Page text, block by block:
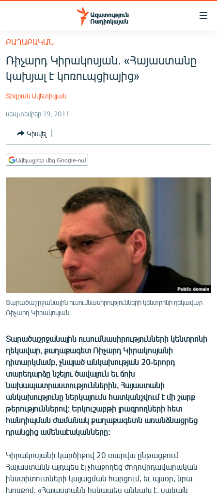
Մատչելիության
հիմնական
բովանդակությանը
Անցնել
հիմնական
մենյուին
ՀԱՅԱՍՏԱՆ
ՔԱՂԱՔԱԿԱՆ
ԸՆՏՐՈՒԹՅՈՒՆՆԵՐ 2026
ԻՐԱՎՈՒՆՔ
ՀԱՍԱՐԱԿՈՒԹՅՈՒՆ
ՏՆՏԵՍՈՒԹՅՈՒՆ
ՊԱՏԵՐԱԶՄԻ 6 ՇԱԲԱԹՆԵՐԸ
ՏԱՐԱԾԱՇՐՋԱՆ
ՄԵԿՆԱԲԱՆՈՒԹՅՈՒՆ
ՏՏ ԵՒ ԻՆՏԵՐՆԵՏ
ԿՈՐՈՆԱՎԻՐՈՒՍ
ՏԵՍԱՆՅՈՒԹԵՐ
ԲԱՆԱՎԵՃ
ՁԳՏԵԼՈՎ ԼԱՎԱԳՈՒՅՆԻՆ
ՓՈԴՔԱՍԹ
Հայերեն
Русский
ՀԵՏԵՎԵՔ ՄԵԶ
ՔԱՂԱՔԱԿԱՆ
Ռիչարդ Կիրակոսյան. «Հայաստանը
կախյալ է կոռուպցիայից»
Տիգրան Ավետիսյան
սեպտեմբեր 19, 2011
Կիսվել
Ավելացրեք մեզ Google-ում
Տարածաշրջանային ուսումնասիրությունների կենտրոնի ղեկավար
Ռիչարդ Կիրակոսյան
Տարածաշրջանային ուսումնասիրությունների կենտրոնի
ղեկավար, քաղաքագետ Ռիչարդ Կիրակոսյանի
դիտարկմամբ, չնայած անկախության 20-երորդ
տարեդարձը նշելու ծավալուն եւ ճոխ
նախապատրաստություններին, Հայաստանի
անկախությունը ներկայումս հատկանշվում է մի շարք
թերություններով: Երկուշաբթի լրագրողների հետ
հանդիպման ժամանակ քաղաքագետն առանձնացրեց
դրանցից ամենաէականները:
Կիրակոսյանի կարծիքով 20 տարվա ընթացքում
Հայաստանն այդպես էլ չհաջողեց ժողովրդավարական
ինստիտուտների կայացման հարցում, եւ այսօր, նրա
խոսքով, «Հայաստանն իսկապես անկախ է, սակայն